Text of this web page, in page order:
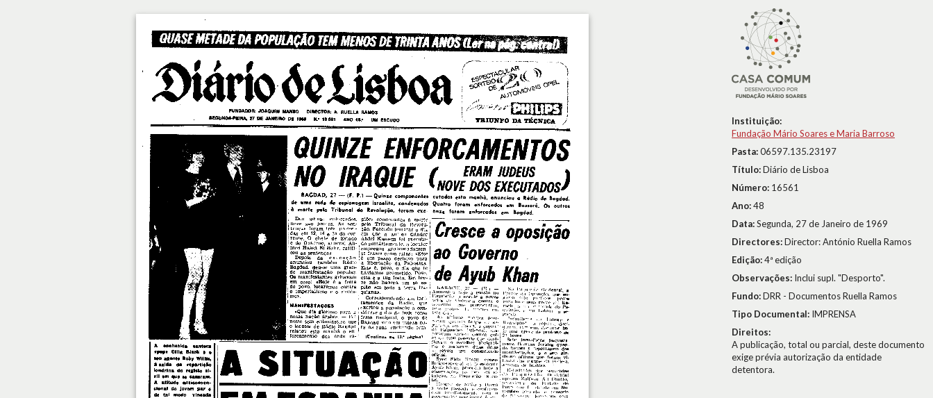
Instituição:
Fundação Mário Soares e Maria Barroso
Pasta:06597.135.23197
Título:Diário de Lisboa
Número: 16561
Ano:48
Data:Segunda, 27 de Janeiro de 1969
Directores:Director: António Ruella Ramos
Edição:4ª edição
Observações: Inclui supl. "Desporto".
Fundo:DRR - Documentos Ruella Ramos
Tipo Documental: IMPRENSA
Direitos:
A publicação, total ou parcial, deste documento
exige prévia autorização da entidade
detentora.